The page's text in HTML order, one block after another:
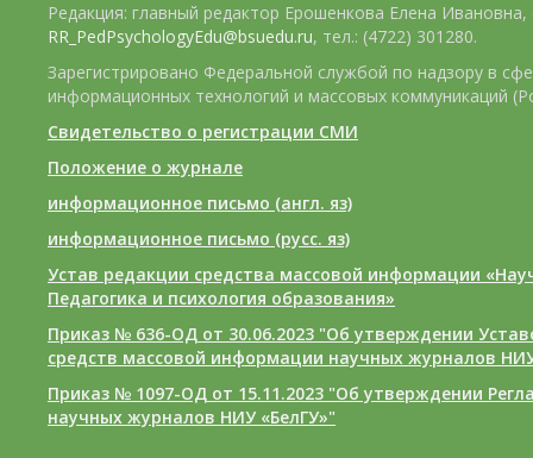
Редакция: главный редактор Ерошенкова Елена Ивановна,
RR_PedPsychologyEdu@bsuedu.ru, тел.: (4722) 301280.
Зарегистрировано Федеральной службой по надзору в
информационных технологий и массовых коммуникаций
Свидетельство о регистрации СМИ
Положение о журнале
информационное письмо (англ. яз)
информационное письмо (русс. яз)
Устав редакции средства массовой информации
Педагогика и психология образования»
Приказ № 636-ОД от 30.06.2023 "Об утверждении
средств массовой информации научных журналов
Приказ № 1097-ОД от 15.11.2023 "Об утверждении
научных журналов НИУ «БелГУ»"